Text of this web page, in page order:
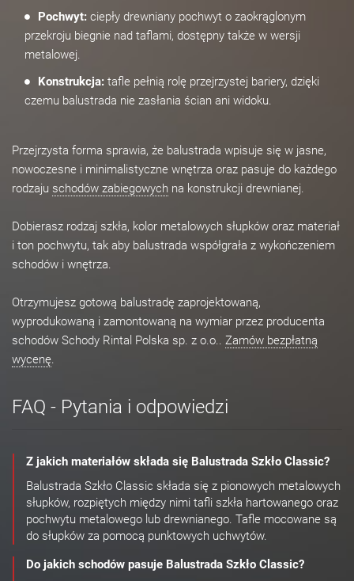
Pochwyt: ciepły drewniany pochwyt o zaokrąglonym
przekroju biegnie nad taflami, dostępny także w wersji
metalowej.
Konstrukcja: tafle pełnią rolę przejrzystej bariery, dzięki
czemu balustrada nie zasłania ścian ani widoku.
Przejrzysta forma sprawia, że balustrada wpisuje się w jasne,
nowoczesne i minimalistyczne wnętrza oraz pasuje do każdego
rodzaju schodów zabiegowych na konstrukcji drewnianej.
Dobierasz rodzaj szkła, kolor metalowych słupków oraz materiał
i ton pochwytu, tak aby balustrada współgrała z wykończeniem
schodów i wnętrza.
Otrzymujesz gotową balustradę zaprojektowaną,
wyprodukowaną i zamontowaną na wymiar przez producenta
schodów Schody Rintal Polska sp. z o.o.. Zamów bezpłatną
wycenę.
FAQ - Pytania i odpowiedzi
Z jakich materiałów składa się Balustrada Szkło Classic?
Balustrada Szkło Classic składa się z pionowych metalowych
słupków, rozpiętych między nimi tafli szkła hartowanego oraz
pochwytu metalowego lub drewnianego. Tafle mocowane są
do słupków za pomocą punktowych uchwytów.
Do jakich schodów pasuje Balustrada Szkło Classic?